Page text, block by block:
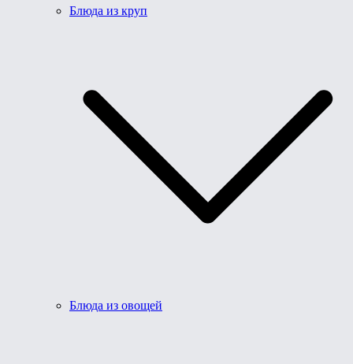
Блюда из круп
Блюда из овощей